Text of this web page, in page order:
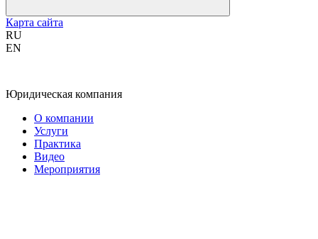
Карта сайта
RU
EN
Юридическая компания
О компании
Услуги
Практика
Видео
Мероприятия